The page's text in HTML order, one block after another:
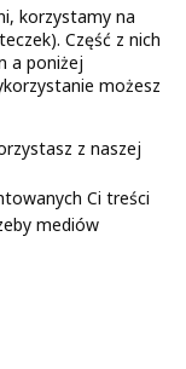
korzystamy na
Część z nich
a poniżej
możesz
z naszej
Ci treści
mediów